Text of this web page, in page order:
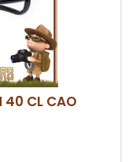
40 CL CAO